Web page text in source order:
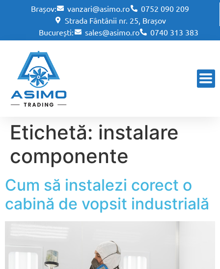
Brașov: vanzari@asimo.ro
0752 090 209
Strada Fântânii nr. 25, Brașov
București:
sales@asimo.ro 0740 313 383
Etichetă: instalare
componente
Cum să instalezi corect o
cabină de vopsit industrială